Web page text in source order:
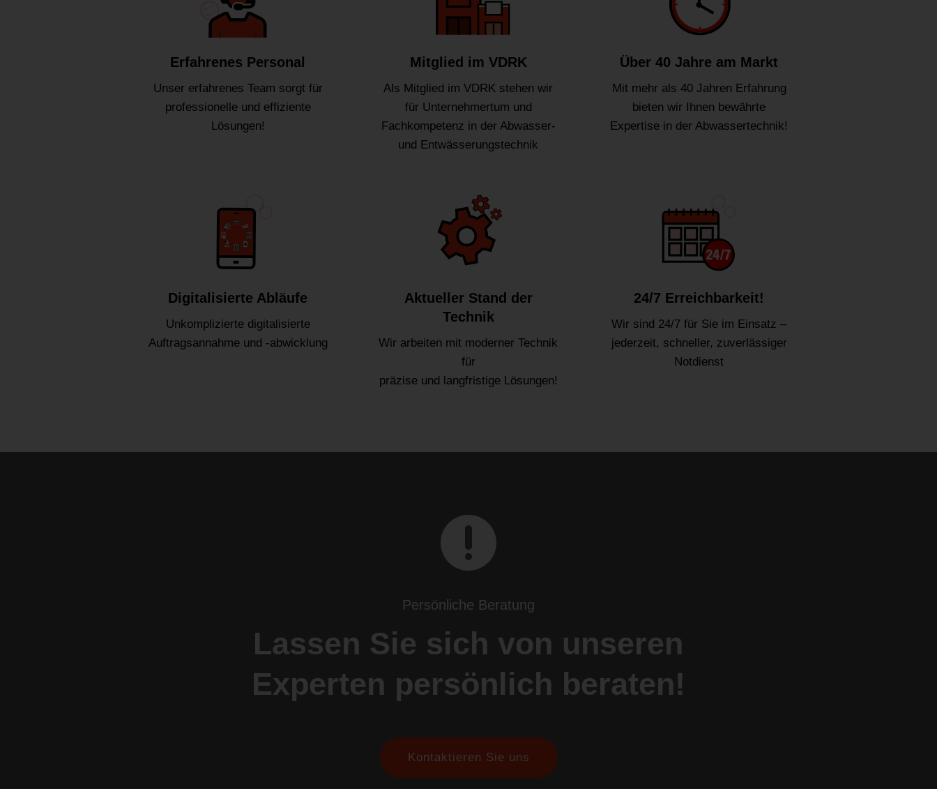
Erfahrenes Personal
Unser erfahrenes Team sorgt für
professionelle und effiziente
Lösungen!
Mitglied im VDRK
Als Mitglied im VDRK stehen wir
für Unternehmertum und
Fachkompetenz in der Abwasser-
und Entwässerungstechnik
Über 40 Jahre am Markt
Mit mehr als 40 Jahren Erfahrung
bieten wir Ihnen bewährte
Expertise in der Abwassertechnik!
Digitalisierte Abläufe
Unkomplizierte digitalisierte
Auftragsannahme und -abwicklung
Aktueller Stand der
Technik
Wir arbeiten mit moderner Technik
für
präzise und langfristige Lösungen!
24/7 Erreichbarkeit!
Wir sind 24/7 für Sie im Einsatz –
jederzeit, schneller, zuverlässiger
Notdienst

Persönliche Beratung
Lassen Sie sich von unseren
Experten persönlich beraten!
Kontaktieren Sie uns